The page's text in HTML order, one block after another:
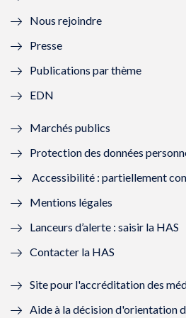
l
f
n
ê
t
r
e
)
e
n
ê
r
)
ê
t
e
Nous rejoindre
Presse
Publications par thème
EDN
Marchés publics
Protection des données
Accessibilité : partiellement
Mentions légales
Lanceurs d’alerte : saisir la HAS
Contacter la HAS
Site pour l'accréditation des
Aide à la décision d'orientation